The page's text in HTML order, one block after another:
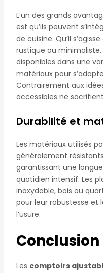
L’un des grands
est qu’ils peuvent
de cuisine. Qu’il
rustique ou
disponibles dans une
matériaux pour
Contrairement aux
accessibles ne
Durabilité et
Les matériaux utilisés
généralement
garantissant une
quotidien intensif. Les
inoxydable, bois ou
pour leur robustesse et
l’usure.
Conclusion
Les comptoirs